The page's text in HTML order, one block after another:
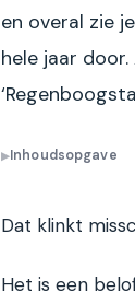
en overal zie
hele jaar
▶Inhoudsopgave
Dat klinkt
Het is een